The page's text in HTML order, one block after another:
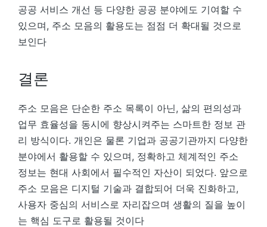
공공 서비스 개선 등 다양한 공공 분야에도 기여할 수
있으며, 주소 모음의 활용도는 점점 더 확대될 것으로
보인다
결론
주소 모음은 단순한 주소 목록이 아닌, 삶의 편의성과
업무 효율성을 동시에 향상시켜주는 스마트한 정보 관
리 방식이다. 개인은 물론 기업과 공공기관까지 다양한
분야에서 활용할 수 있으며, 정확하고 체계적인 주소
정보는 현대 사회에서 필수적인 자산이 되었다. 앞으로
주소 모음은 디지털 기술과 결합되어 더욱 진화하고,
사용자 중심의 서비스로 자리잡으며 생활의 질을 높이
는 핵심 도구로 활용될 것이다